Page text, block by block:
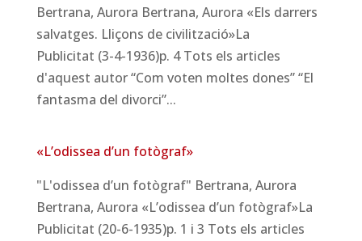
Bertrana, Aurora Bertrana, Aurora «Els darrers
salvatges. Lliçons de civilització»La
Publicitat (3-4-1936)p. 4 Tots els articles
d'aquest autor “Com voten moltes dones” “El
fantasma del divorci”...
«L’odissea d’un fotògraf»
"L'odissea d’un fotògraf" Bertrana, Aurora
Bertrana, Aurora «L’odissea d’un fotògraf»La
Publicitat (20-6-1935)p. 1 i 3 Tots els articles